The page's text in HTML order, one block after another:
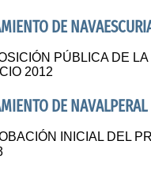
DE
PÚBLICA DE
2012
DE NAVALPERAL
INICIAL DEL